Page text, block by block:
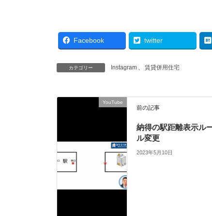
Facebook twitter
カテゴリー Instagram 、 賃貸併用住宅
YouTube
前の記事
納得の駅距離表示ル
ル変更
2023年5月10日